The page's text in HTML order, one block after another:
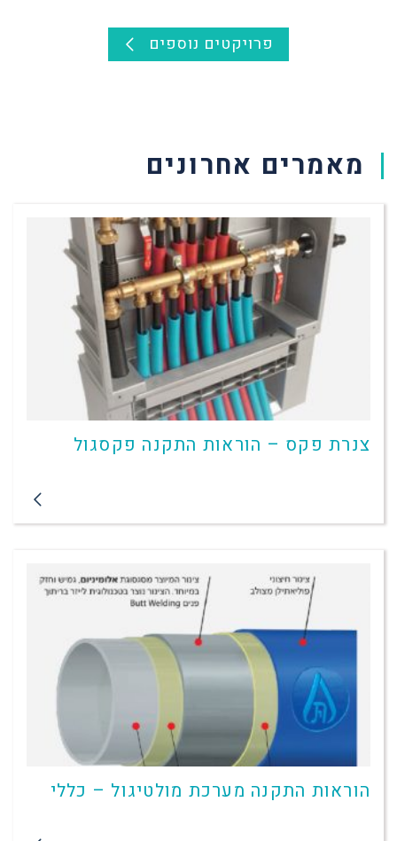
פרויקטים נוספים
מאמרים אחרונים
צנרת פקס – הוראות התקנה פקסגול
הוראות התקנה מערכת מולטיגול – כללי